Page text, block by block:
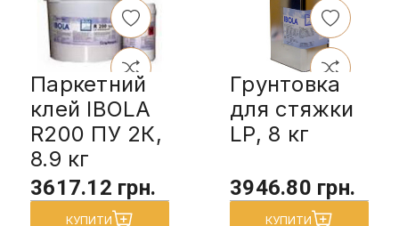
Паркетний
клей IBOLA
R200 ПУ 2К,
8.9 кг
3617.12 грн.
КУПИТИ
Грунтовка
для стяжки
LP, 8 кг
3946.80 грн.
КУПИТИ